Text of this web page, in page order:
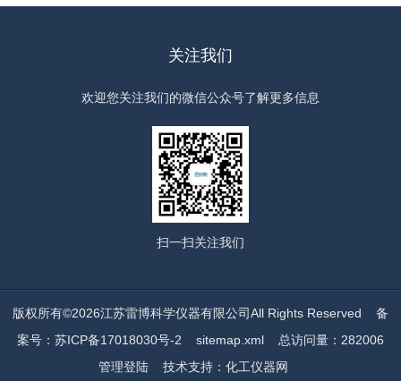
关注我们
欢迎您关注我们的微信公众号了解更多信息
扫一扫关注我们
版权所有©2026江苏雷博科学仪器有限公司All Rights Reserved 备
案号：苏ICP备17018030号-2
sitemap.xml总访问量：282006
管理登陆技术支持： 化工仪器网